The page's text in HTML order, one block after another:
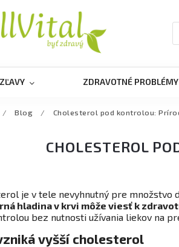
ZDRAVOTNÉ PROBLÉMY
/ Blog / Cholesterol pod kontrolou:
CHOLESTEROL
je v tele nevyhnutný pre množstvo
hladina v krvi môže viesť k
bez nutnosti užívania liekov na
vyšší cholesterol